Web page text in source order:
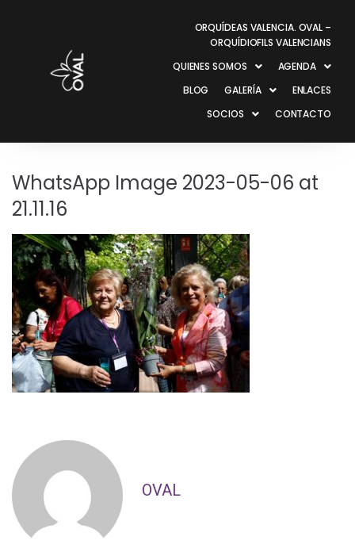
ORQUÍDEAS VALENCIA. OVAL –
ORQUÍDIOFILS VALENCIANS
QUIENES SOMOS
AGENDA
BLOG
GALERÍA
ENLACES
SOCIOS
CONTACTO
WhatsApp Image 2023-05-06 at
21.11.16
OVAL